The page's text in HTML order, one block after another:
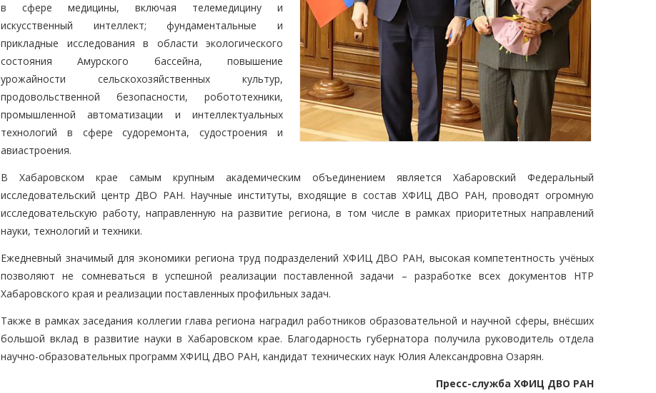
в сфере медицины, включая телемедицину и
искусственный интеллект; фундаментальные и
прикладные исследования в области экологического
состояния Амурского бассейна, повышение
урожайности сельскохозяйственных культур,
продовольственной безопасности, робототехники,
промышленной автоматизации и интеллектуальных
технологий в сфере судоремонта, судостроения и
авиастроения.
В Хабаровском крае самым крупным академическим объединением является Хабаровский Федеральный
исследовательский центр ДВО РАН. Научные институты, входящие в состав ХФИЦ ДВО РАН, проводят огромную
исследовательскую работу, направленную на развитие региона, в том числе в рамках приоритетных направлений
науки, технологий и техники.
Ежедневный значимый для экономики региона труд подразделений ХФИЦ ДВО РАН, высокая компетентность учёных
позволяют не сомневаться в успешной реализации поставленной задачи – разработке всех документов НТР
Хабаровского края и реализации поставленных профильных задач.
Также в рамках заседания коллегии глава региона наградил работников образовательной и научной сферы, внёсших
большой вклад в развитие науки в Хабаровском крае. Благодарность губернатора получила руководитель отдела
научно-образовательных программ ХФИЦ ДВО РАН, кандидат технических наук Юлия Александровна Озарян.
Пресс-служба ХФИЦ ДВО РАН